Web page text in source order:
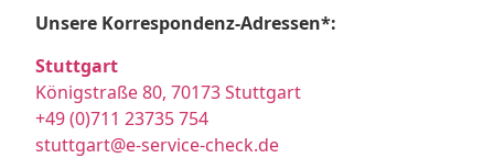
Unsere Korrespondenz-Adressen*:
Stuttgart
Königstraße 80, 70173 Stuttgart
+49 (0)711 23735 754
stuttgart@e-service-check.de